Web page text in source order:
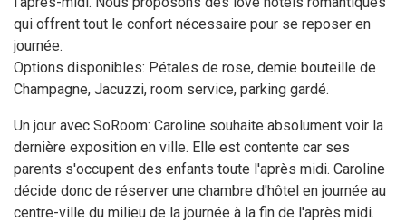
qui offrent tout le confort nécessaire pour se reposer en
journée.
Options disponibles: Pétales de rose, demie bouteille de
Champagne, Jacuzzi, room service, parking gardé.
Un jour avec SoRoom: Caroline souhaite absolument voir la
dernière exposition en ville. Elle est contente car ses
parents s'occupent des enfants toute l'après midi. Caroline
décide donc de réserver une chambre d'hôtel en journée au
centre-ville du milieu de la journée à la fin de l'après midi.